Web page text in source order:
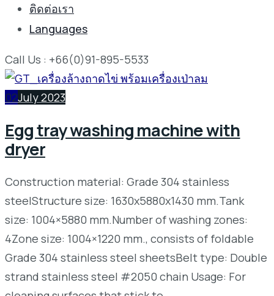
ติดต่อเรา
Languages
Call Us : +66(0)91-895-5533
02July 2023
Egg tray washing machine with
dryer
Construction material: Grade 304 stainless
steelStructure size: 1630x5880x1430 mm.Tank
size: 1004×5880 mm.Number of washing zones:
4Zone size: 1004×1220 mm., consists of foldable
Grade 304 stainless steel sheetsBelt type: Double
strand stainless steel #2050 chain Usage: For